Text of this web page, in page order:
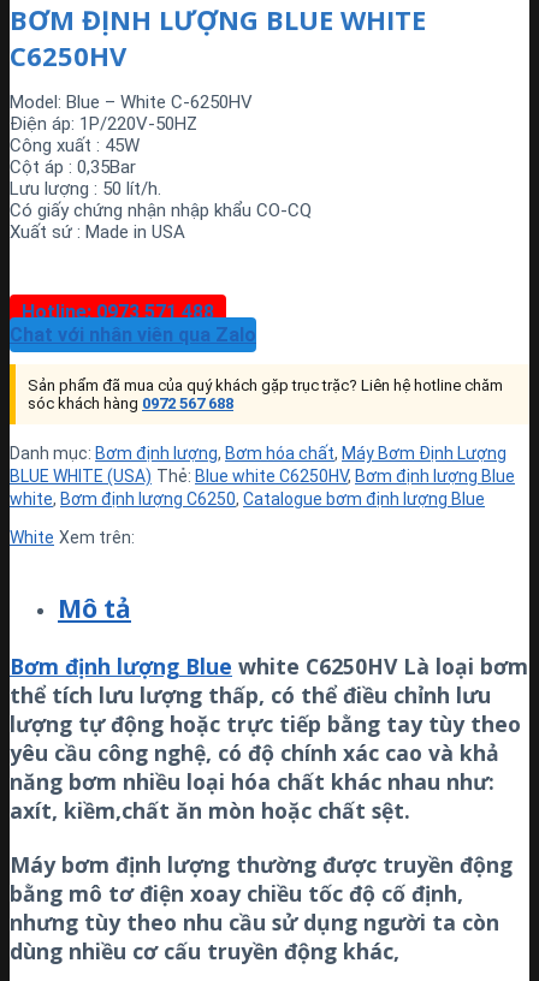
BƠM ĐỊNH LƯỢNG BLUE WHITE
C6250HV
Model: Blue – White C-6250HV
Điện áp: 1P/220V-50HZ
Công xuất : 45W
Cột áp : 0,35Bar
Lưu lượng : 50 lít/h.
Có giấy chứng nhận nhập khẩu CO-CQ
Xuất sứ : Made in USA
Hotline: 0973 571 488
Chat với nhân viên qua Zalo
Sản phẩm đã mua của quý khách gặp trục trặc? Liên hệ hotline chăm
sóc khách hàng 0972 567 688
Danh mục: Bơm định lượng, Bơm hóa chất, Máy Bơm Định Lượng
BLUE WHITE (USA) Thẻ: Blue white C6250HV, Bơm định lượng Blue
white, Bơm định lượng C6250, Catalogue bơm định lượng Blue
White Xem trên:
Mô tả
Bơm định lượng Blue white C6250HV Là loại bơm
thể tích lưu lượng thấp, có thể điều chỉnh lưu
lượng tự động hoặc trực tiếp bằng tay tùy theo
yêu cầu công nghệ, có độ chính xác cao và khả
năng bơm nhiều loại hóa chất khác nhau như:
axít, kiềm,chất ăn mòn hoặc chất sệt.
Máy bơm định lượng thường được truyền động
bằng mô tơ điện xoay chiều tốc độ cố định,
nhưng tùy theo nhu cầu sử dụng người ta còn
dùng nhiều cơ cấu truyền động khác,